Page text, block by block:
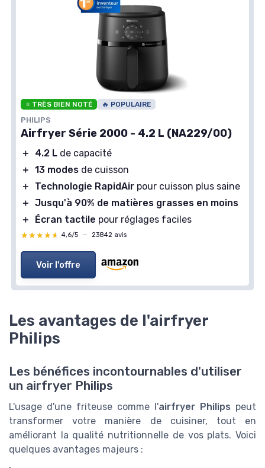
⭐ TRÈS BIEN NOTÉ 🔥 POPULAIRE
PHILIPS
Airfryer Série 2000 - 4.2 L (NA229/00)
＋ 4.2 L de capacité
＋ 13 modes de cuisson
＋
Technologie RapidAir pour cuisson plus saine
＋ Jusqu'à 90% de matières grasses en moins
＋
Écran tactile pour réglages faciles
★★★★★
★★★★★ 4,6/5 — 23842 avis
Voir l'offre
Les avantages de l'airfryer
Philips
Les bénéfices incontournables d'utiliser
un airfryer Philips
L'usage d'une friteuse comme l'airfryer Philips peut
transformer votre manière de cuisiner, tout en
améliorant la qualité nutritionnelle de vos plats. Voici
quelques avantages majeurs :